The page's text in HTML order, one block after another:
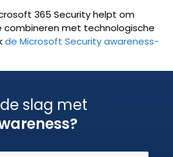
365 Security helpt om
combineren met technologische
de Microsoft Security awareness-
slag met